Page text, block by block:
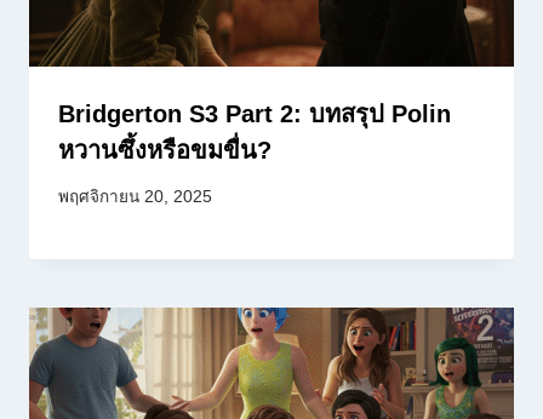
Bridgerton S3 Part 2: บทสรุป Polin
หวานซึ้งหรือขมขื่น?
พฤศจิกายน 20, 2025